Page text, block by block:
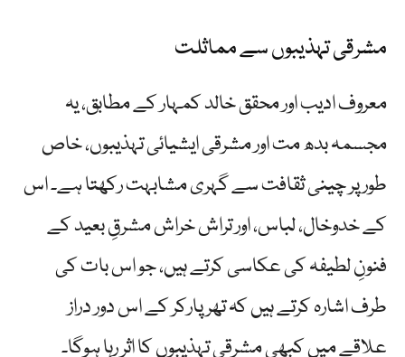
مشرقی تہذیبوں سے مماثلت
معروف ادیب اور محقق خالد کمہار کے مطابق، یہ
مجسمہ بدھ مت اور مشرقی ایشیائی تہذیبوں، خاص
طور پر چینی ثقافت سے گہری مشابہت رکھتا ہے۔ اس
کے خدوخال، لباس، اور تراش خراش مشرقِ بعید کے
فنونِ لطیفہ کی عکاسی کرتے ہیں، جو اس بات کی
طرف اشارہ کرتے ہیں کہ تھرپارکر کے اس دور دراز
علاقے میں کبھی مشرقی تہذیبوں کا اثر رہا ہوگا۔